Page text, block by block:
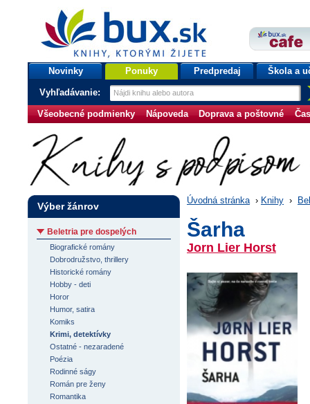
bux.sk
knihy, ktorými žijete
Úvodná stránka
Novinky Ponuky Predpredaj Škola a
Vyhľadávanie:
Všeobecné podmienky Nápoveda Doprava a poštovné
Úvodná stránka › Knihy ›
Šarha
Jorn Lier Horst
Výber žánrov
Beletria pre dospelých
Biografické romány
Dobrodružstvo, thrillery
Historické romány
Hobby - deti
Horor
Humor, satira
Komiks
Krimi, detektívky
Ostatné - nezaradené
Poézia
Rodinné ságy
Román pre ženy
Romantika